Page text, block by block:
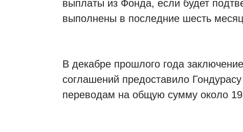
выплаты из Фонда, если будет
выполнены в последние шесть
В декабре прошлого года
соглашений предоставило
переводам на общую сумму около